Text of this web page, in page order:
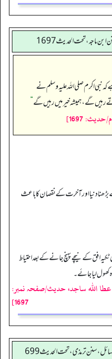
ابن ماجه، تحت الحديث1697
اکرم صلی اللہ علیہ وسلم نے
گے، ہمیشہ خیر میں رہیں گے“
1697]
دنیا اور آ خرت کے نقصان کا با عث
افق کے نیچے پہنچ جانے کے بعد احتیاط
کھول لیا جائے۔
الله ساجد، حدیث/صفحہ نمبر:
1697]
مسائل، سنن ترمذی، تحت الحديث 699